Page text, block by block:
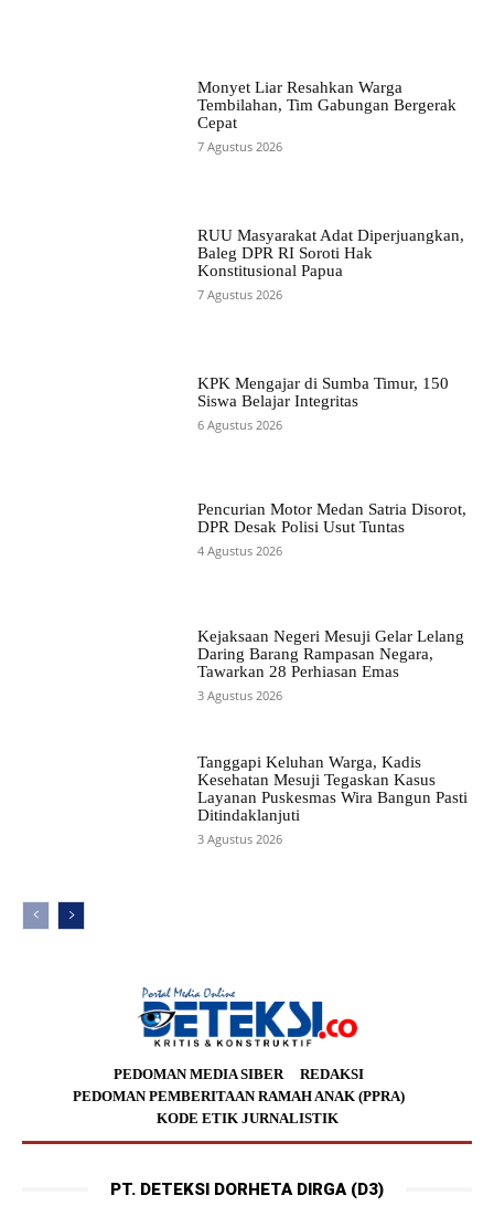
Monyet Liar Resahkan Warga
Tembilahan, Tim Gabungan Bergerak
Cepat
7 Agustus 2026
RUU Masyarakat Adat Diperjuangkan,
Baleg DPR RI Soroti Hak
Konstitusional Papua
7 Agustus 2026
KPK Mengajar di Sumba Timur, 150
Siswa Belajar Integritas
6 Agustus 2026
Pencurian Motor Medan Satria Disorot,
DPR Desak Polisi Usut Tuntas
4 Agustus 2026
Kejaksaan Negeri Mesuji Gelar Lelang
Daring Barang Rampasan Negara,
Tawarkan 28 Perhiasan Emas
3 Agustus 2026
Tanggapi Keluhan Warga, Kadis
Kesehatan Mesuji Tegaskan Kasus
Layanan Puskesmas Wira Bangun Pasti
Ditindaklanjuti
3 Agustus 2026
PEDOMAN MEDIA SIBER
REDAKSI
PEDOMAN PEMBERITAAN RAMAH ANAK (PPRA)
KODE ETIK JURNALISTIK
PT. DETEKSI DORHETA DIRGA (D3)